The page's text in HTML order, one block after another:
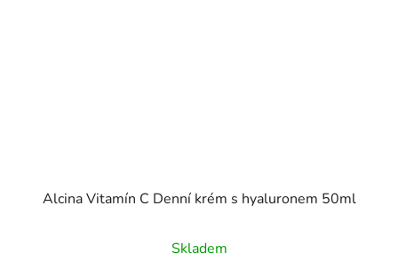
Alcina Vitamín C Denní krém s hyaluronem 50ml
Skladem